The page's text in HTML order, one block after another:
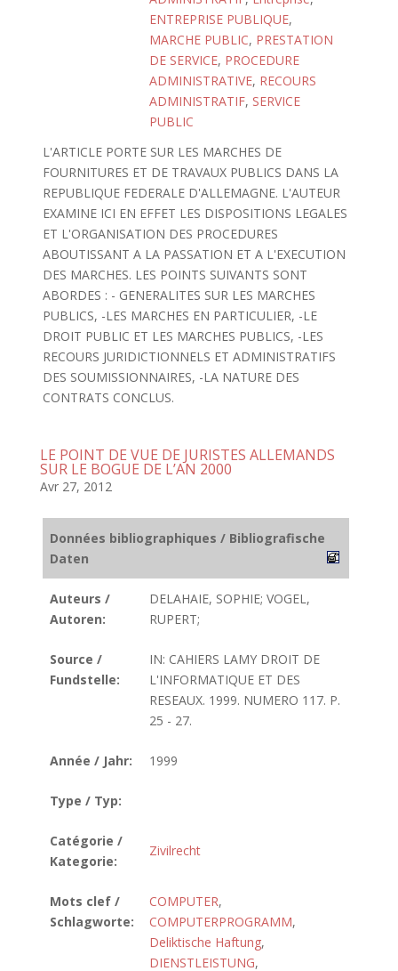
ENTREPRISE PUBLIQUE,
MARCHE PUBLIC, PRESTATION
DE SERVICE, PROCEDURE
ADMINISTRATIVE, RECOURS
ADMINISTRATIF, SERVICE
PUBLIC
L'ARTICLE PORTE SUR LES MARCHES DE
FOURNITURES ET DE TRAVAUX PUBLICS DANS LA
REPUBLIQUE FEDERALE D'ALLEMAGNE. L'AUTEUR
EXAMINE ICI EN EFFET LES DISPOSITIONS LEGALES
ET L'ORGANISATION DES PROCEDURES
ABOUTISSANT A LA PASSATION ET A L'EXECUTION
DES MARCHES. LES POINTS SUIVANTS SONT
ABORDES : - GENERALITES SUR LES MARCHES
PUBLICS, -LES MARCHES EN PARTICULIER, -LE
DROIT PUBLIC ET LES MARCHES PUBLICS, -LES
RECOURS JURIDICTIONNELS ET ADMINISTRATIFS
DES SOUMISSIONNAIRES, -LA NATURE DES
CONTRATS CONCLUS.
LE POINT DE VUE DE JURISTES ALLEMANDS
SUR LE BOGUE DE L’AN 2000
Avr 27, 2012
Données bibliographiques / Bibliografische
Daten
Auteurs /
Autoren:
DELAHAIE, SOPHIE; VOGEL,
RUPERT;
Source /
Fundstelle:
IN: CAHIERS LAMY DROIT DE
L'INFORMATIQUE ET DES
RESEAUX. 1999. NUMERO 117. P.
25 - 27.
Année / Jahr: 1999
Type / Typ:
Catégorie /
Kategorie:
Zivilrecht
Mots clef /
Schlagworte:
COMPUTER,
COMPUTERPROGRAMM,
Deliktische Haftung,
DIENSTLEISTUNG,